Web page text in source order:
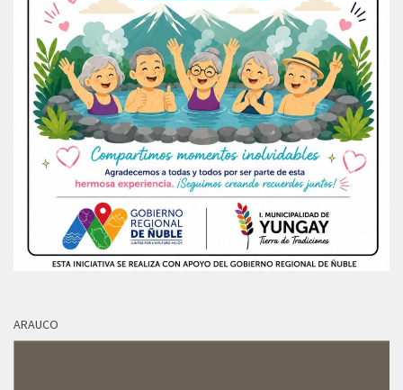
ARAUCO